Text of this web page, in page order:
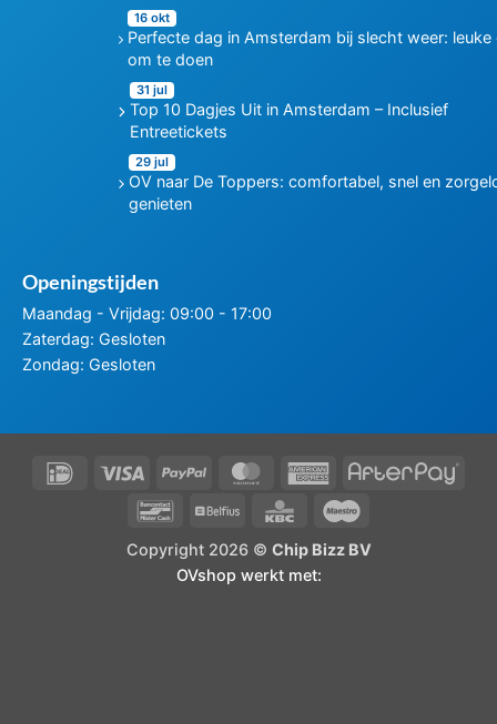
16 okt
Perfecte dag in Amsterdam bij slecht weer: leuke
om te doen
31 jul
Top 10 Dagjes Uit in Amsterdam – Inclusief
Entreetickets
29 jul
OV naar De Toppers: comfortabel, snel en
genieten
Openingstijden
Maandag - Vrijdag: 09:00 - 17:00
Zaterdag: Gesloten
Zondag: Gesloten
IDeal Visa PayPal MasterCardAmerican
Express
BancontactBelfius KBC
Copyright 2026 © Chip Bizz BV
OVshop werkt met: